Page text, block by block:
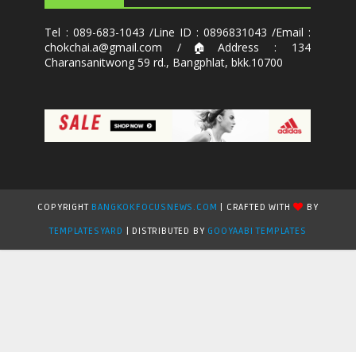
Tel : 089-683-1043 /Line ID : 0896831043 /Email :
chokchai.a@gmail.com /🏠Address : 134
Charansanitwong 59 rd., Bangphlat, bkk.10700
COPYRIGHT BANGKOKFOCUSNEWS.COM | CRAFTED WITH
BY
TEMPLATESYARD
| DISTRIBUTED BY GOOYAABI TEMPLATES